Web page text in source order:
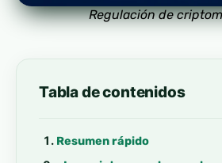
Regulación de
Tabla de contenidos
Resumen rápido